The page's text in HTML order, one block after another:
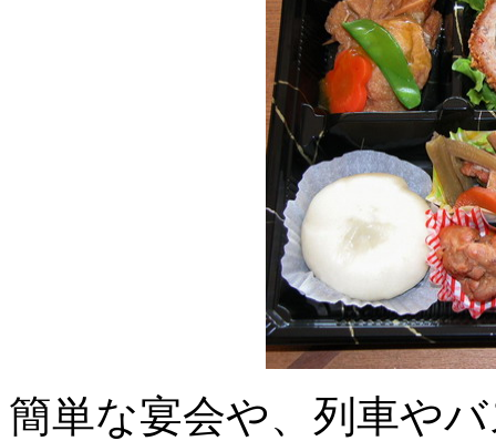
簡単な宴会や、列車や